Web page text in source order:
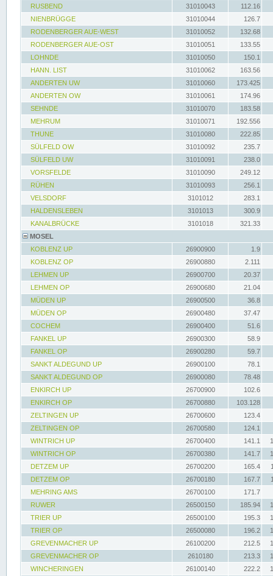
RUSBEND
31010043
112.16
NIENBRÜGGE
31010044
126.7
RODENBERGER AUE-WEST
31010052
132.68
RODENBERGER AUE-OST
31010051
133.55
LOHNDE
31010050
150.1
HANN. LIST
31010062
163.56
ANDERTEN UW
31010060
173.425
ANDERTEN OW
31010061
174.96
SEHNDE
31010070
183.58
MEHRUM
31010071
192.556
THUNE
31010080
222.85
SÜLFELD OW
31010092
235.7
SÜLFELD UW
31010091
238.0
VORSFELDE
31010090
249.12
RÜHEN
31010093
256.1
VELSDORF
3101012
283.1
HALDENSLEBEN
3101013
300.9
KANALBRÜCKE
3101018
321.33
MOSEL
KOBLENZ UP
26900900
1.9
KOBLENZ OP
26900880
2.111
LEHMEN UP
26900700
20.37
LEHMEN OP
26900680
21.04
MÜDEN UP
26900500
36.8
MÜDEN OP
26900480
37.47
COCHEM
26900400
51.6
FANKEL UP
26900300
58.9
FANKEL OP
26900280
59.7
SANKT ALDEGUND UP
26900100
78.1
SANKT ALDEGUND OP
26900080
78.48
ENKIRCH UP
26700900
102.6
ENKIRCH OP
26700880
103.128
ZELTINGEN UP
26700600
123.4
ZELTINGEN OP
26700580
124.1
WINTRICH UP
26700400 141.1
WINTRICH OP
26700380 141.7
DETZEM UP
26700200 165.4
DETZEM OP
26700180 167.7
MEHRING AMS
26700100
171.7
RUWER
26500150 185.94
TRIER UP
26500100 195.3
TRIER OP
26500080 196.2
GREVENMACHER UP
26100200 212.5
GREVENMACHER OP
2610180 213.3
WINCHERINGEN
26100140 222.2